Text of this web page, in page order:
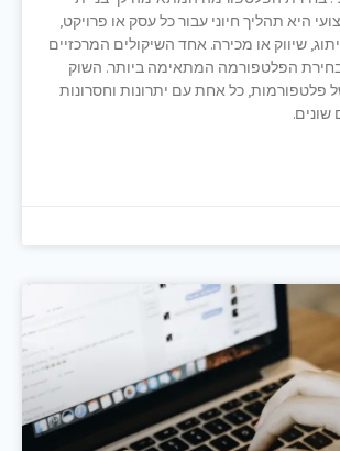
תהליך חיוני עבור כל עסק או פרויקט,
או מכירה. אחד השיקולים המרכזיים
הפלטפורמה המתאימה ביותר. השוק
כל אחת עם יתרונות וחסרונות